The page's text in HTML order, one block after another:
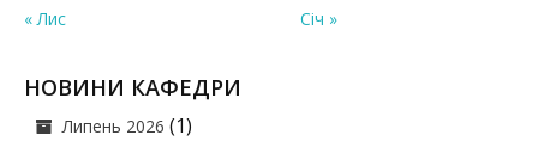
« Лис Січ »
НОВИНИ КАФЕДРИ
Липень 2026 (1)